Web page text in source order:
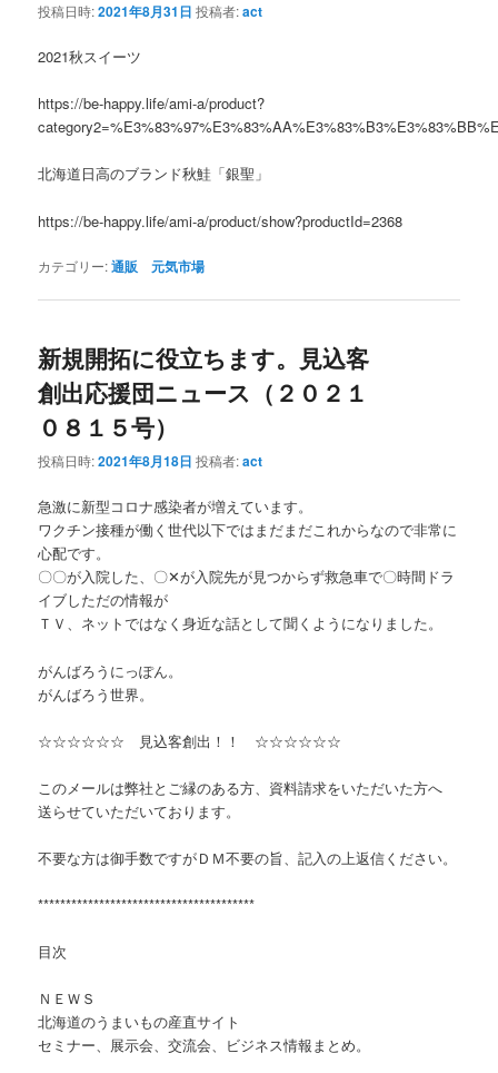
投稿日時:2021年8月31日 投稿者:act
2021秋スイーツ
https://be-happy.life/ami-a/product?
北海道日高のブランド秋鮭「銀聖」
https://be-happy.life/ami-a/product/show?productId=2368
カテゴリー:通販 元気市場
新規開拓に役立ちます。見込客
創出応援団ニュース（２０２１
０８１５号）
投稿日時:2021年8月18日 投稿者:act
急激に新型コロナ感染者が増えています。
ワクチン接種が働く世代以下ではまだまだこれからなので非常に
心配です。
〇〇が入院した、〇✕が入院先が見つからず救急車で〇時間ドラ
イブしただの情報が
ＴＶ、ネットではなく身近な話として聞くようになりました。
がんばろうにっぽん。
がんばろう世界。
☆☆☆☆☆☆ 見込客創出！！ ☆☆☆☆☆☆
このメールは弊社とご縁のある方、資料請求をいただいた方へ
送らせていただいております。
不要な方は御手数ですがＤＭ不要の旨、記入の上返信ください。
***************************************
目次
ＮＥＷＳ
北海道のうまいもの産直サイト
セミナー、展示会、交流会、ビジネス情報まとめ。